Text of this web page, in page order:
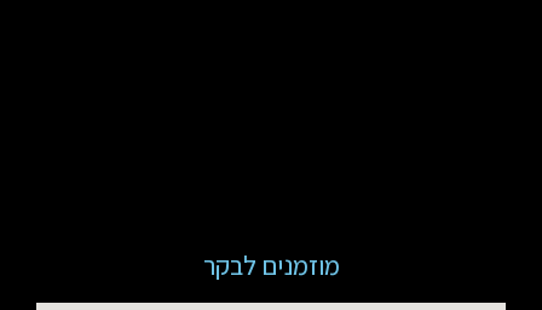
מוזמנים לבקר